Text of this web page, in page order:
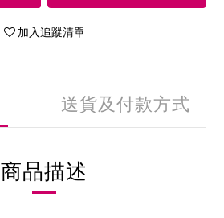
加入追蹤清單
送貨及付款方式
商品描述